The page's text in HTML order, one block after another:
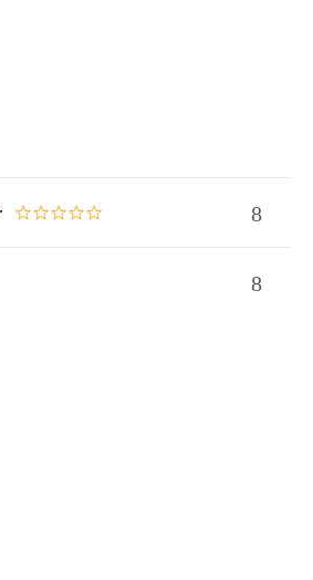
0.0 star rating